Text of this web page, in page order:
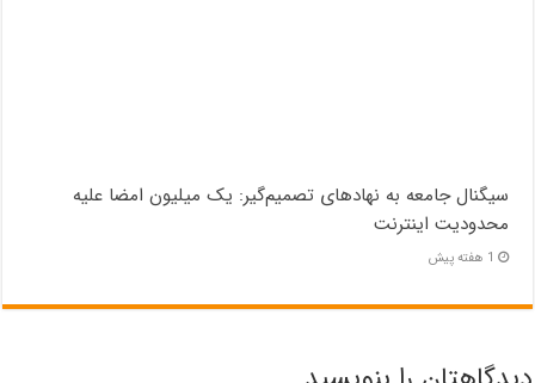
سیگنال جامعه به نهادهای تصمیم‌گیر: یک میلیون امضا علیه
محدودیت اینترنت
1 هفته پیش